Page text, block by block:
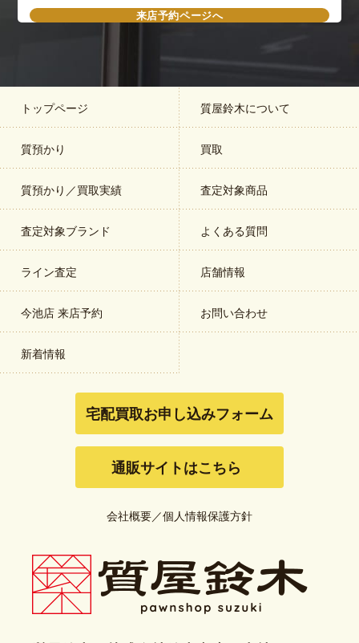
来店予約ページへ
トップページ 質屋鈴木について
質預かり 買取
質預かり／買取実績 査定対象商品
査定対象ブランド よくある質問
ライン査定 店舗情報
今池店 来店予約 お問い合わせ
新着情報
宅配買取お申し込みフォーム
通販サイトはこちら
会社概要／個人情報保護方針